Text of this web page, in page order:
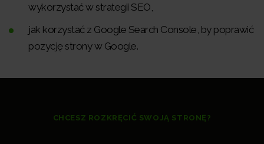
wykorzystać w strategii SEO,
jak korzystać z Google Search Console, by poprawić
pozycję strony w Google.
CHCESZ ROZKRĘCIĆ SWOJĄ STRONĘ?